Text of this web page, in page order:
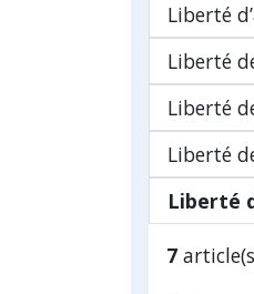
Liberté
Liberté
Liberté
Liberté
Liberté
7